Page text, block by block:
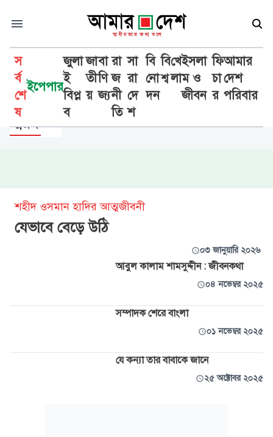
স
র্ব
শে
ষ
ইপেপার
জুলা
ই
বিপ্ল
ব
জা
তী
য়
বা
ণি
জ্য
রা
জ
নী
তি
সা
রা
দে
শ
বি
নো
দন
বি
শ্ব
খে
লা
ইসলা
ম ও
জীবন
ফি
চা
র
আমার
দেশ
পরিবার
সাহিত্য সাময়িকী
স্মরণ
শহীদ ওসমান হাদির আত্মজীবনী
যেভাবে বেড়ে উঠি
০৩ জানুয়ারি ২০২৬
আবুল কালাম শামসুদ্দীন : জীবনকথা
০৪ নভেম্বর ২০২৫
সম্পাদক শেরে বাংলা
০১ নভেম্বর ২০২৫
যে কন্যা তার বাবাকে জানে
২৫ অক্টোবর ২০২৫